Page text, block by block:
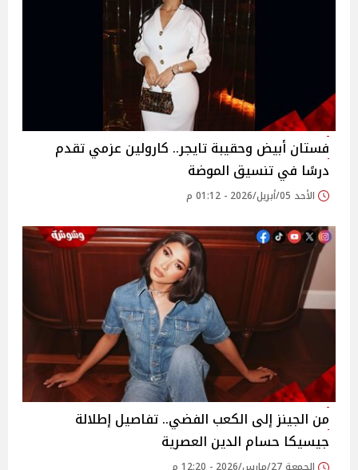
فستان أبيض وحقيبة تايجر.. كارولين عزمي تقدم
درسًا في تنسيق الموضة
الأحد 05/أبريل/2026 - 01:12 م
من الجينز إلى الكعب الفضي.. تفاصيل إطلالة
جيسيكا حسام الدين العصرية